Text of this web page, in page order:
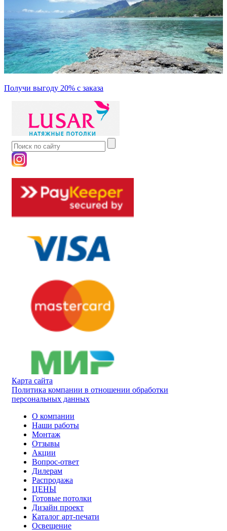
Получи выгоду 20% с заказа
Карта сайта
Политика компании в отношении обработки
персональных данных
О компании
Наши работы
Монтаж
Отзывы
Акции
Вопрос-ответ
Дилерам
Распродажа
ЦЕНЫ
Готовые потолки
Дизайн проект
Каталог арт-печати
Освещение